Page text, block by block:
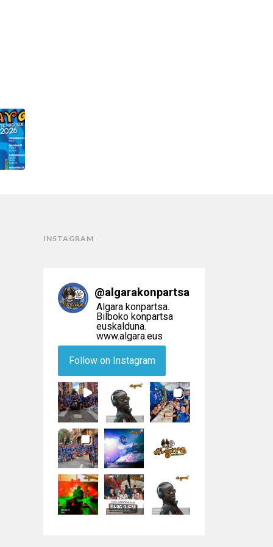
INSTAGRAM
@algarakonpartsa
Algara konpartsa.
Bilboko konpartsa
euskalduna.
www.algara.eus
Follow on Instagram